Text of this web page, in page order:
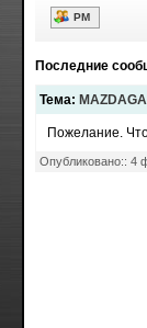
РМ
Последние
Тема:
Пожелание.
Опубликовано:: 4